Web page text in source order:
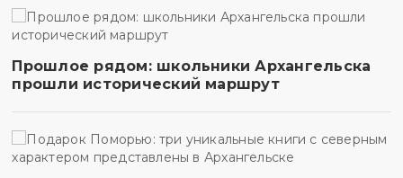
Прошлое рядом: школьники Архангельска
прошли исторический маршрут